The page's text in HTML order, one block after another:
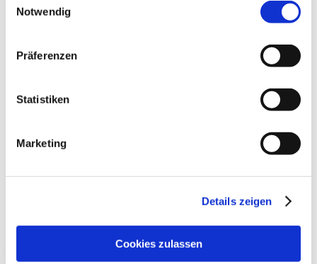
Notwendig
Präferenzen
Statistiken
Marketing
Details zeigen
Cookies zulassen
Das könnte Sie auch interessieren